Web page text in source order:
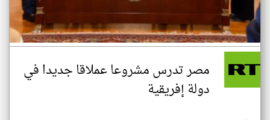
مصر تدرس مشروعا عملاقا جديدا في
دولة إفريقية